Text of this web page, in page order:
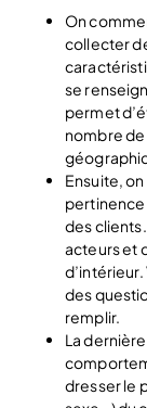
On
collecter
se
permet
nombre de
Ensuite,
des
acteurs et
des
remplir.
La
dresser le